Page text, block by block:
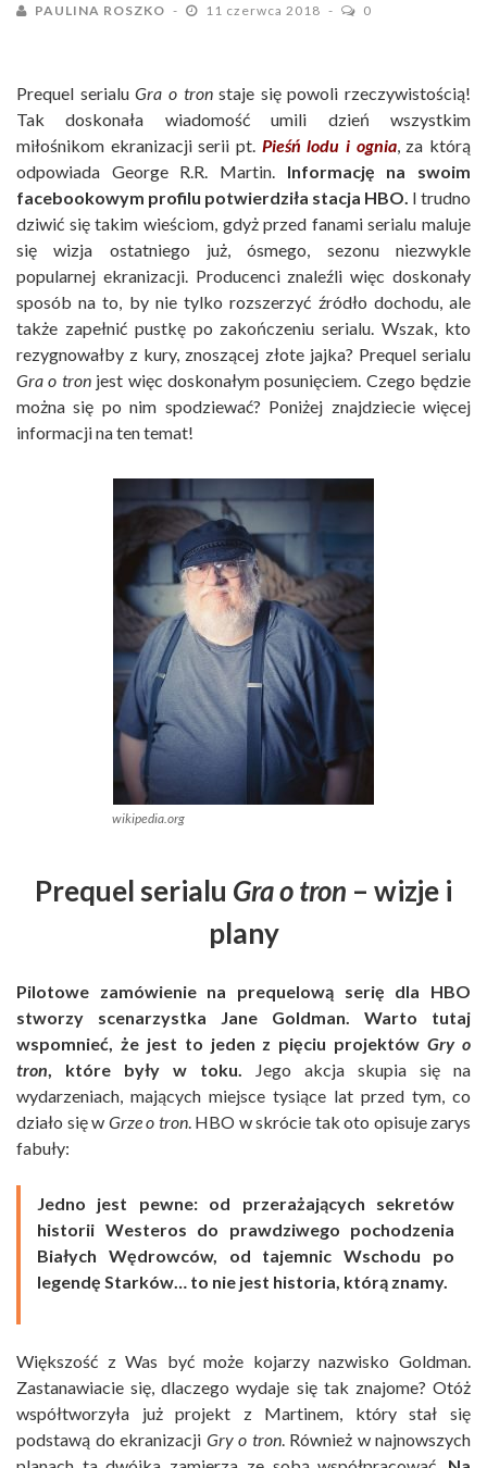
PAULINA ROSZKO 11 czerwca 2018 0
Prequel serialuGra o tronstaje się powoli rzeczywistością!
Tak doskonała wiadomość umili dzień wszystkim
miłośnikom ekranizacji serii pt. Pieśń lodu i ognia, za którą
odpowiada George R.R. Martin. Informację na swoim
facebookowym profilu potwierdziła stacja HBO. I trudno
dziwić się takim wieściom, gdyż przed fanami serialu maluje
się wizja ostatniego już, ósmego, sezonu niezwykle
popularnej ekranizacji. Producenci znaleźli więc doskonały
sposób na to, by nie tylko rozszerzyć źródło dochodu, ale
także zapełnić pustkę po zakończeniu serialu. Wszak, kto
rezygnowałby z kury, znoszącej złote jajka? Prequel serialu
Gra o tronjest więc doskonałym posunięciem. Czego będzie
można się po nim spodziewać? Poniżej znajdziecie więcej
informacji na ten temat!
wikipedia.org
Prequel serialu Gra o tron – wizje i
plany
Pilotowe zamówienie na prequelową serię dla HBO
stworzy scenarzystka Jane Goldman. Warto tutaj
wspomnieć, że jest to jeden z pięciu projektówGry o
tron , które były w toku.
Jego akcja skupia się na
wydarzeniach, mających miejsce tysiące lat przed tym, co
działo się w Grze o tron. HBO w skrócie tak oto opisuje zarys
fabuły:
Jedno jest pewne: od przerażających sekretów
historii Westeros do prawdziwego pochodzenia
Białych Wędrowców, od tajemnic Wschodu po
legendę Starków… to nie jest historia, którą znamy.
Większość z Was być może kojarzy nazwisko Goldman.
Zastanawiacie się, dlaczego wydaje się tak znajome? Otóż
współtworzyła już projekt z Martinem, który stał się
podstawą do ekranizacji Gry o tron. Również w najnowszych